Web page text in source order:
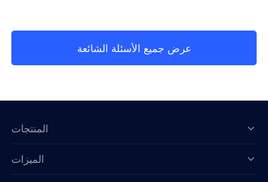
عرض جميع الأسئلة الشائعة
المنتجات
الميزات